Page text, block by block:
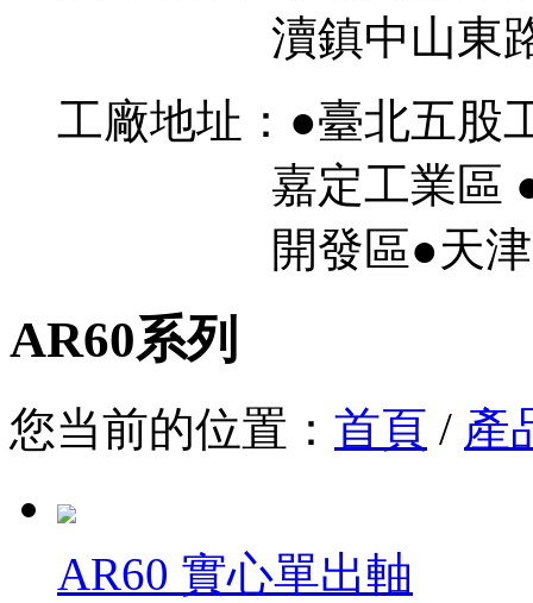
瀆鎮中山東路
工廠地址：●臺北五股
嘉定工業區 ●
開發區●天津濱
AR60系列
您当前的位置： 首頁 / 產
AR60 實心單出軸